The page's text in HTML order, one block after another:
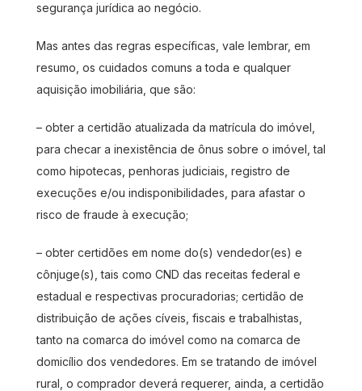
segurança jurídica ao negócio.
Mas antes das regras específicas, vale lembrar, em
resumo, os cuidados comuns a toda e qualquer
aquisição imobiliária, que são:
– obter a certidão atualizada da matrícula do imóvel,
para checar a inexistência de ônus sobre o imóvel, tal
como hipotecas, penhoras judiciais, registro de
execuções e/ou indisponibilidades, para afastar o
risco de fraude à execução;
– obter certidões em nome do(s) vendedor(es) e
cônjuge(s), tais como CND das receitas federal e
estadual e respectivas procuradorias; certidão de
distribuição de ações cíveis, fiscais e trabalhistas,
tanto na comarca do imóvel como na comarca de
domicílio dos vendedores. Em se tratando de imóvel
rural, o comprador deverá requerer, ainda, a certidão